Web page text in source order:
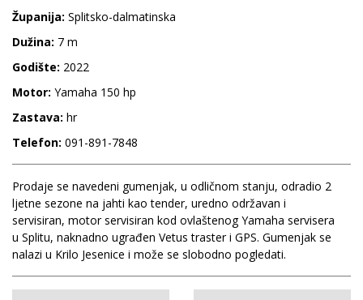
Županija: Splitsko-dalmatinska
Dužina: 7 m
Godište: 2022
Motor: Yamaha 150 hp
Zastava: hr
Telefon: 091-891-7848
Prodaje se navedeni gumenjak, u odličnom stanju, odradio 2
ljetne sezone na jahti kao tender, uredno održavan i
servisiran, motor servisiran kod ovlaštenog Yamaha servisera
u Splitu, naknadno ugrađen Vetus traster i GPS. Gumenjak se
nalazi u Krilo Jesenice i može se slobodno pogledati.